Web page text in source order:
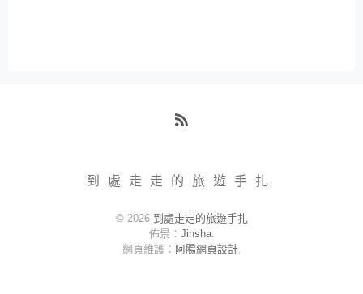
到處走走的旅遊手扎
© 2026 到處走走的旅遊手扎
佈景： Jinsha.
網頁維護： 阿腸網頁設計.